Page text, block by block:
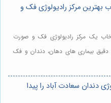
بهترین مرکز رادیولوژی فک و
یک مرکز رادیولوژی فک و صورت
بیماری های دهان، دندان و فک
دندان سعادت آباد را پیدا